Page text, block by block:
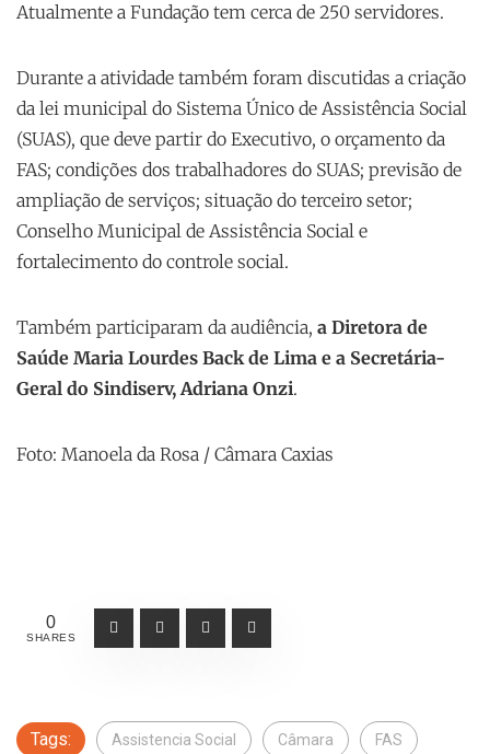
Atualmente a Fundação tem cerca de 250 servidores.
Durante a atividade também foram discutidas a criação
da lei municipal do Sistema Único de Assistência Social
(SUAS), que deve partir do Executivo, o orçamento da
FAS; condições dos trabalhadores do SUAS; previsão de
ampliação de serviços; situação do terceiro setor;
Conselho Municipal de Assistência Social e
fortalecimento do controle social.
Também participaram da audiência, a Diretora de
Saúde Maria Lourdes Back de Lima e a Secretária-
Geral do Sindiserv, Adriana Onzi.
Foto: Manoela da Rosa / Câmara Caxias
0
SHARES
Tags: Assistencia Social Câmara FAS